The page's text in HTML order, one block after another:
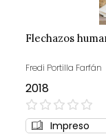
Flechazos
Fredi Portilla Farfán
2018
0%
Impreso